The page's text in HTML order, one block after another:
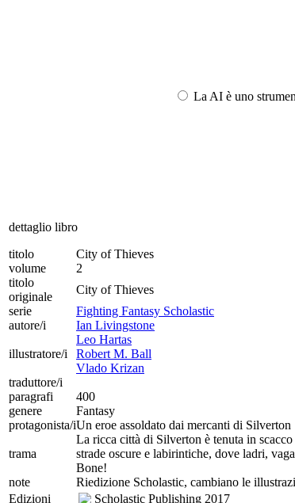
La AI è uno
dettaglio libro
titolo
City of Thieves
volume
2
titolo
originale
City of Thieves
serie
Fighting Fantasy Scholastic
autore/i
Ian Livingstone
illustratore/i
Leo Hartas
Robert M. Ball
Vlado Krizan
traduttore/i
paragrafi
400
genere
Fantasy
protagonista/iUn eroe assoldato dai mercanti di Silverton
trama
La ricca città di Silverton è tenuta in
strade oscure e labirintiche, dove ladri,
Bone!
note
Riedizione Scholastic, cambiano le
Edizioni
Scholastic Publishing 2017